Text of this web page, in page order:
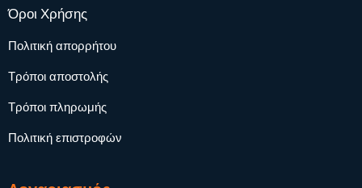
Όροι Χρήσης
Πολιτική απορρήτου
Τρόποι αποστολής
Τρόποι πληρωμής
Πολιτική επιστροφών